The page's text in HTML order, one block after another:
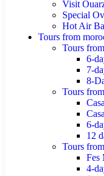
Visit
Special
Hot Air
Tours from
Tours
6-
7-
8-
Tours
6-
12
Tours
Fes
4-